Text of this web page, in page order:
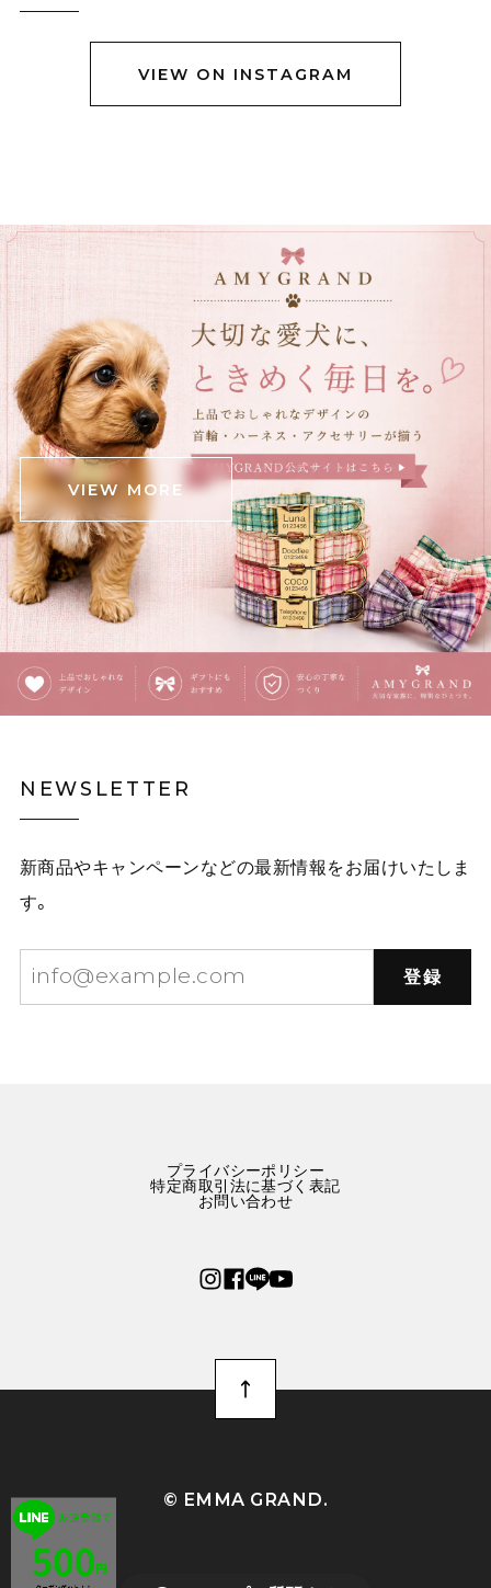
VIEW ON INSTAGRAM
VIEW MORE
NEWSLETTER
新商品やキャンペーンなどの最新情報をお届けいたしま
す。
登録
プライバシーポリシー
特定商取引法に基づく表記
お問い合わせ
©︎ EMMA GRAND.